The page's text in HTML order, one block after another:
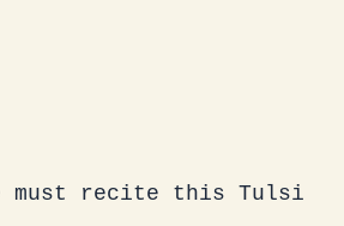
must recite this Tulsi